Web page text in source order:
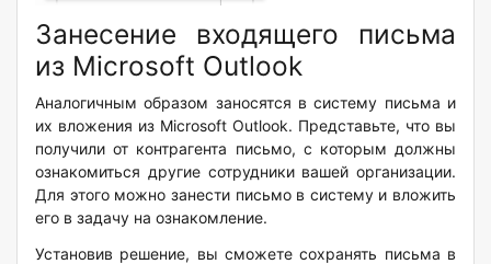
Занесение входящего письма
из Microsoft Outlook
Аналогичным образом заносятся в систему письма и
их вложения из Microsoft Outlook. Представьте, что вы
получили от контрагента письмо, с которым должны
ознакомиться другие сотрудники вашей организации.
Для этого можно занести письмо в систему и вложить
его в задачу на ознакомление.
Установив решение, вы сможете сохранять письма в